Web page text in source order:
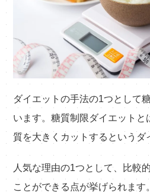
ダイエットの手法の1つとして
います。糖質制限ダイエット
質を大きくカットするというダ
人気な理由の1つとして、比較
ことができる点が挙げられま